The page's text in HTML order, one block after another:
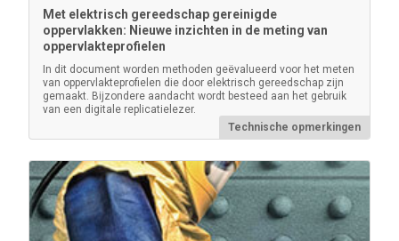
Handige harde koffer voor het vervoeren van een
PosiTector meter en meerdere sondes
Meer informatie
Met elektrisch gereedschap gereinigde
oppervlakken: Nieuwe inzichten in de meting van
oppervlakteprofielen
In dit document worden methoden geëvalueerd voor het meten
van oppervlakteprofielen die door elektrisch gereedschap zijn
gemaakt. Bijzondere aandacht wordt besteed aan het gebruik
van een digitale replicatielezer.
Technische opmerkingen